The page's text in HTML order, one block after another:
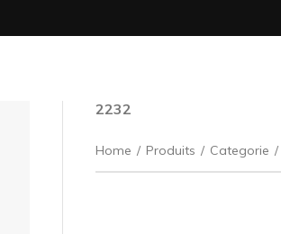
2232
Home / Produits / Categorie /